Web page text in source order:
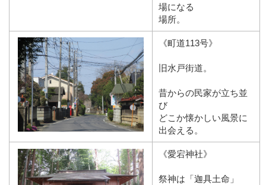
場になる
場所。
《町道113号》
旧水戸街道。
昔からの民家が立ち並
び
どこか懐かしい風景に
出会える。
《愛宕神社》
祭神は「迦具土命」